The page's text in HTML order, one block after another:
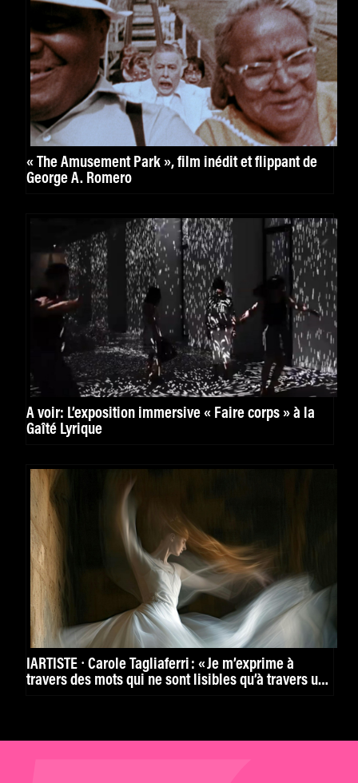
« The Amusement Park », film inédit et flippant de
George A. Romero
A voir: L’exposition immersive « Faire corps » à la
Gaîté Lyrique
IARTISTE ⸱ Carole Tagliaferri : « Je m’exprime à
travers des mots qui ne sont lisibles qu’à travers une